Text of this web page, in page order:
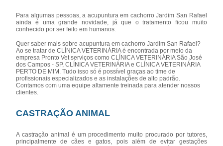
Para algumas pessoas, a acupuntura em cachorro Jardim San Rafael
ainda é uma grande novidade, já que o tratamento ficou muito
conhecido por ser feito em humanos.
Quer saber mais sobre acupuntura em cachorro Jardim San Rafael?
Ao se tratar de CLÍNICA VETERINÁRIA é encontrada por meio da
empresa Pronto Vet serviços como CLÍNICA VETERINÁRIA São José
dos Campos - SP, CLÍNICA VETERINÁRIA e CLÍNICA VETERINÁRIA
PERTO DE MIM. Tudo isso só é possível graças ao time de
profissionais especializados e as instalações de alto padrão.
Contamos com uma equipe altamente treinada para atender nossos
clientes.
CASTRAÇÃO ANIMAL
A castração animal é um procedimento muito procurado por tutores,
principalmente de cães e gatos, pois além de evitar gestações